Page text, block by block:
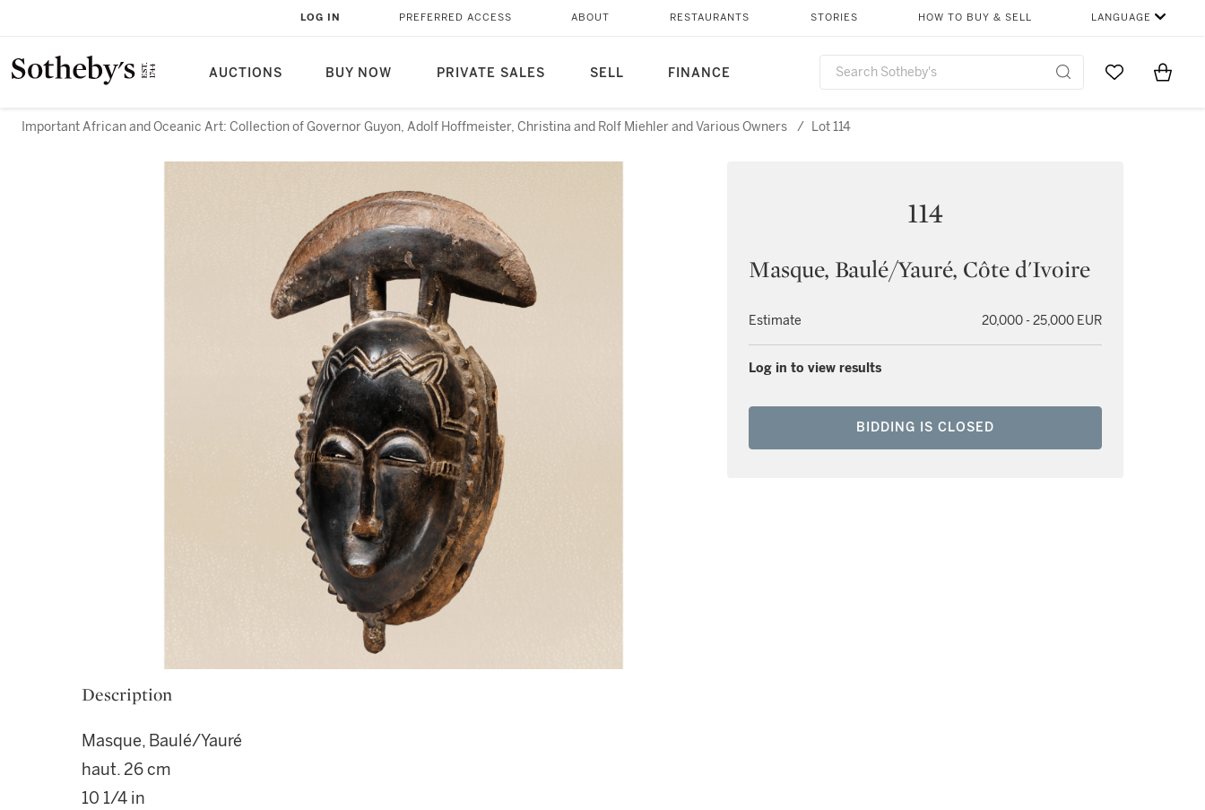
AUCTIONS BUY NOW PRIVATE SALES SELL FINANCE
LOG IN PREFERRED ACCESS ABOUT RESTAURANTS STORIES HOW TO BUY & SELL LANGUAGE
Go to MyItems
Important African and Oceanic Art: Collection of Governor Guyon, Adolf Hoffmeister, Christina and Rolf Miehler and Various Owners / Lot 114
114
Masque, Baulé/Yauré, Côte d'Ivoire
Estimate 20,000 - 25,000 EUR
Log in to view results
BIDDING IS CLOSED
Description
Masque, Baulé/Yauré
haut. 26 cm
10 1/4 in